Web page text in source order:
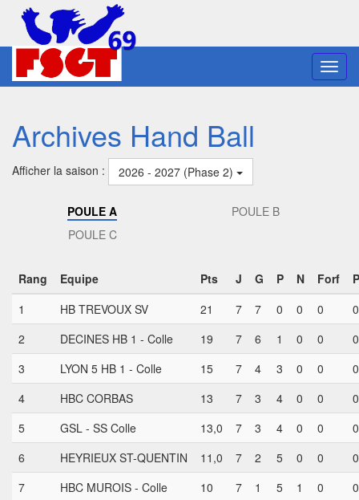
Archives Hand Ball
Afficher la saison : 2026 - 2027 (Phase 2)
POULE A
POULE B
POULE C
Rang Equipe Pts J G P N Forf
1
HB TREVOUX SV 21 7 7 0 0 0
0
2
DECINES HB 1 - Colle 19 7 6 1 0 0
0
3
LYON 5 HB 1 - Colle 15 7 4 3 0 0
0
4
HBC CORBAS 13 7 3 4 0 0
0
5
GSL - SS Colle 13,0 7 3 4 0 0
6
HEYRIEUX ST-QUENTIN 11,0 7 2 5 0 0
7
HBC MUROIS - Colle 10 7 1 5 1 0
0